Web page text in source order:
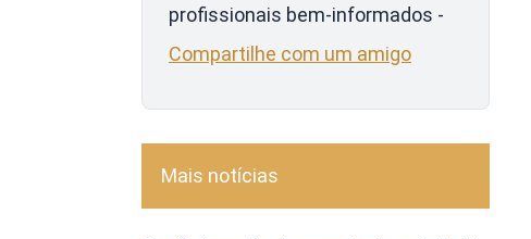
profissionais bem-informados -
Compartilhe com um amigo
Mais notícias